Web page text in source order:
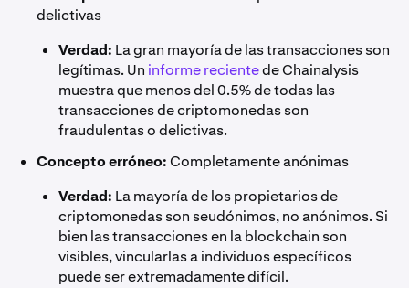
delictivas
Verdad: La gran mayoría de las transacciones son
legítimas. Un informe recientede Chainalysis
muestra que menos del 0.5% de todas las
transacciones de criptomonedas son
fraudulentas o delictivas.
Concepto erróneo:Completamente anónimas
Verdad: La mayoría de los propietarios de
criptomonedas son seudónimos, no anónimos. Si
bien las transacciones en la blockchain son
visibles, vincularlas a individuos específicos
puede ser extremadamente difícil.